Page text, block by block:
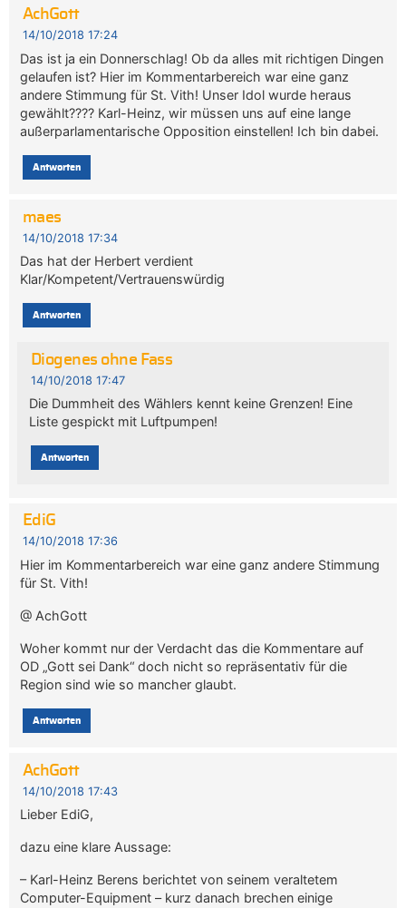
AchGott
14/10/2018 17:24
Das ist ja ein Donnerschlag! Ob da alles mit richtigen Dingen
gelaufen ist? Hier im Kommentarbereich war eine ganz
andere Stimmung für St. Vith! Unser Idol wurde heraus
gewählt???? Karl-Heinz, wir müssen uns auf eine lange
außerparlamentarische Opposition einstellen! Ich bin dabei.
Antworten
maes
14/10/2018 17:34
Das hat der Herbert verdient
Klar/Kompetent/Vertrauenswürdig
Antworten
Diogenes ohne Fass
14/10/2018 17:47
Die Dummheit des Wählers kennt keine Grenzen! Eine
Liste gespickt mit Luftpumpen!
Antworten
EdiG
14/10/2018 17:36
Hier im Kommentarbereich war eine ganz andere Stimmung
für St. Vith!
@ AchGott
Woher kommt nur der Verdacht das die Kommentare auf
OD „Gott sei Dank“ doch nicht so repräsentativ für die
Region sind wie so mancher glaubt.
Antworten
AchGott
14/10/2018 17:43
Lieber EdiG,
dazu eine klare Aussage:
– Karl-Heinz Berens berichtet von seinem veraltetem
Computer-Equipment – kurz danach brechen einige